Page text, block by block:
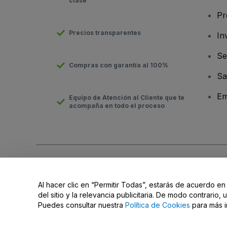
Precios transparentes
Compras con garantía al 100%
Equipo de Atención al Cliente que te
acompaña en todo el proceso
No compartir mi información personal ni tus opciones de
Al hacer clic en “Permitir Todas”, estarás de acuerdo
del sitio y la relevancia publicitaria. De modo contrario,
Puedes consultar nuestra Política de Cookies para más